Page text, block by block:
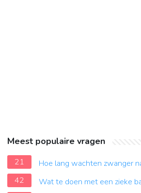
Meest populaire vragen
21
Hoe lang wachten zwanger
42
Wat te doen met een zieke